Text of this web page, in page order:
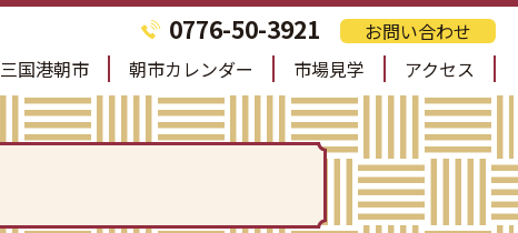
0776-50-3921
お問い合わせ
三国港朝市 朝市カレンダー 市場見学 アクセス